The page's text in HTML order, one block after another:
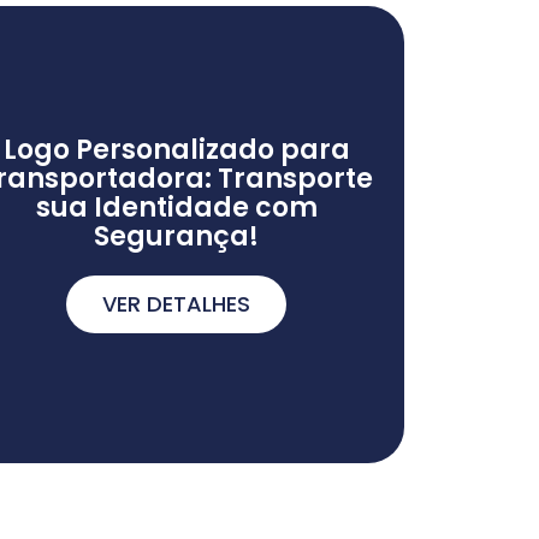
Logo Personalizado para
Transporte
sua Identidade com
Segurança!
VER DETALHES